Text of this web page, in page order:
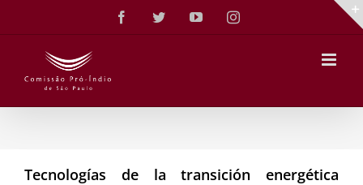
conteúdo
FacebookTwitterYouTubeInstagram
Tecnologías de la transición energética